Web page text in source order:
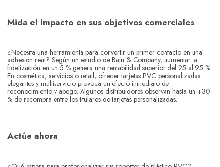
Mida el impacto en sus objetivos comerciales
¿Necesita una herramienta para convertir un primer contacto en una
adhesión real? Según un estudio de Bain & Company, aumentar la
fidelización en un 5 % genera una rentabilidad superior del 25 al 95 %.
En cosmética, servicios o retail, ofrecer tarjetas PVC personalizadas
elegantes y multiservicio provoca un efecto inmediato de
reconocimiento y apego. Algunos distribuidores observan hasta un +30
% de recompra entre los titulares de tarjetas personalizadas.
Actúe ahora